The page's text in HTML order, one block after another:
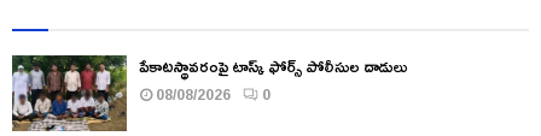
పేకాటస్థావరంపై టాస్క్ ఫోర్స్ పోలీసుల దాడులు
08/08/2026 0